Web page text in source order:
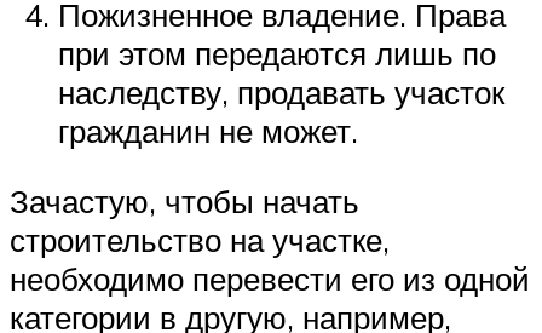
Пожизненное владение. Права
при этом передаются лишь по
наследству, продавать участок
гражданин не может.
Зачастую, чтобы начать
строительство на участке,
необходимо перевести его из одной
категории в другую, например,